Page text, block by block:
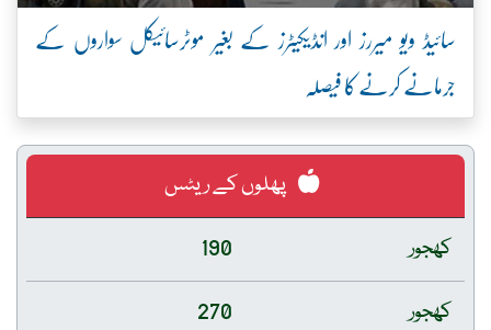
سائیڈ ویو میررز اور انڈیکیٹرز کے بغیر موٹرسائیکل سواروں کے
جرمانے کرنے کا فیصلہ
پھلوں کے ریٹس
کھجور
190
کھجور
270